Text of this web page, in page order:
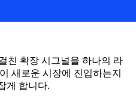
친 확장 시그널을 하나의 라
새로운 시장에 진입하는지
게 합니다.